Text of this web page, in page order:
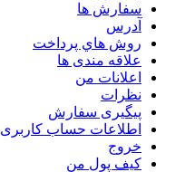
سفارش ها
آدرس
روش هاي پرداخت
علاقه مندی ها
اعلانات من
نظرات
پیگیری سفارش
اطلاعات حساب كاربری
خروج
کیف پول من